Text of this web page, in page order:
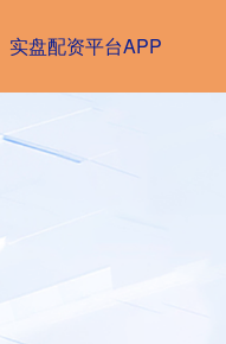
实盘配资平台APP